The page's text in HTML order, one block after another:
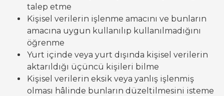
talep etme
Kişisel verilerin işlenme amacını ve bunların
amacına uygun kullanılıp kullanılmadığını
öğrenme
Yurt içinde veya yurt dışında kişisel verilerin
aktarıldığı üçüncü kişileri bilme
Kişisel verilerin eksik veya yanlış işlenmiş
olması hâlinde bunların düzeltilmesini isteme